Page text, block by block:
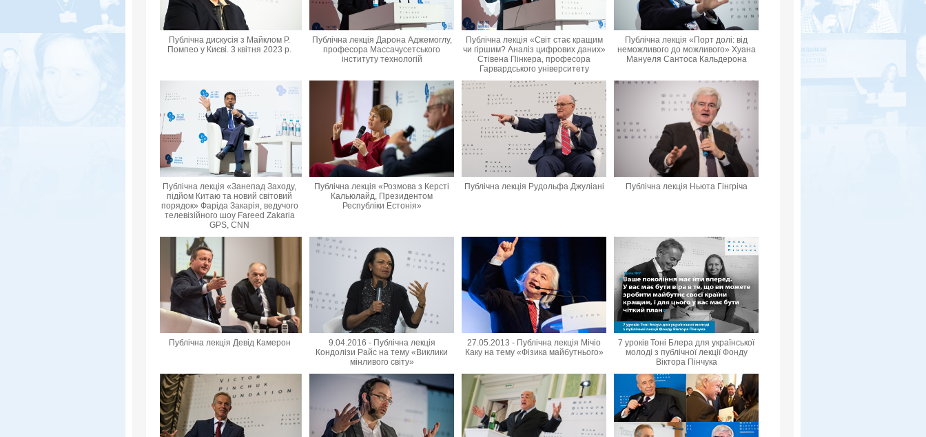
Публічна дискусія з Майклом Р.
Помпео у Києві. 3 квітня 2023 р.
Публічна лекція Дарона Аджемоглу,
професора Массачусетського
інституту технологій
Публічна лекція «Світ стає кращим
чи гіршим? Аналіз цифрових даних»
Стівена Пінкера, професора
Гарвардського університету
Публічна лекція «Порт долі: від
неможливого до можливого» Хуана
Мануеля Сантоса Кальдерона
Публічна лекція «Занепад Заходу,
підйом Китаю та новий світовий
порядок» Фаріда Закарія, ведучого
телевізійного шоу Fareed Zakaria
GPS, CNN
Публічна лекція «Розмова з Керсті
Кальюлайд, Президентом
Республіки Естонія»
Публічна лекція Рудольфа Джуліані Публічна лекція Ньюта Гінгріча
Публічна лекція Девід Камерон
9.04.2016 - Публічна лекція
Кондолізи Райс на тему «Виклики
мінливого світу»
27.05.2013 - Публічна лекція Мічіо
Каку на тему «Фізика майбутнього»
7 уроків Тоні Блера для української
молоді з публічної лекції Фонду
Віктора Пінчука